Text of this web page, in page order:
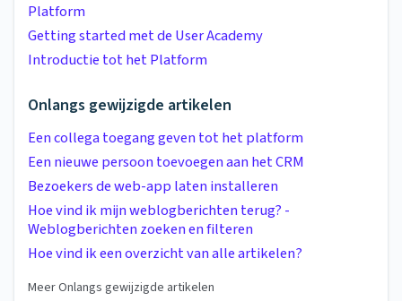
Platform
Getting started met de User Academy
Introductie tot het Platform
Onlangs gewijzigde artikelen
Een collega toegang geven tot het platform
Een nieuwe persoon toevoegen aan het CRM
Bezoekers de web-app laten installeren
Hoe vind ik mijn weblogberichten terug? -
Weblogberichten zoeken en filteren
Hoe vind ik een overzicht van alle artikelen?
Meer Onlangs gewijzigde artikelen